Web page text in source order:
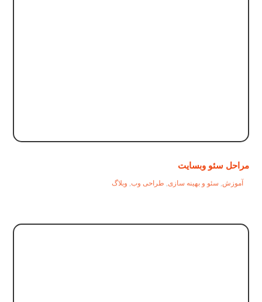
مراحل سئو وبسایت
آموزش سئو و بهینه سازی طراحی وب وبلاگ